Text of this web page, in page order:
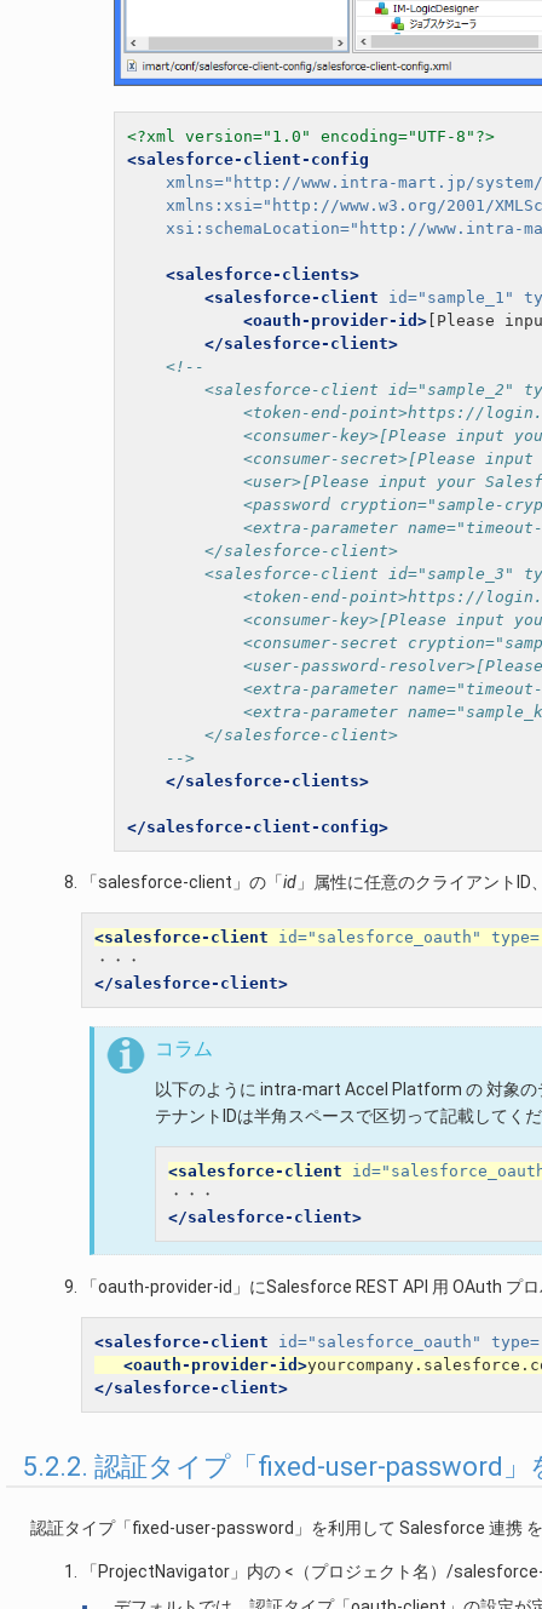
<?xml version="1.0" encoding="UTF-8"?>
<salesforce-client-config
xmlns="http://www.intra-mart.jp/
xmlns:xsi="http://www.w3.org/2001/
xsi:schemaLocation="http://www.intra-
<salesforce-clients>
<salesforce-client
id="sample_1"
<oauth-provider-id>[Please
</salesforce-client>
<!--
<salesforce-client id="sample_2"
<token-end-point>https://
<consumer-key>[Please input
<consumer-secret>[Please
<user>[Please input your
<password cryption="sample-
<extra-parameter
        </salesforce-client>
<salesforce-client id="sample_3"
<token-end-point>https://
<consumer-key>[Please input
<consumer-secret
<user-password-
<extra-parameter
<extra-parameter
        </salesforce-client>
    -->
</salesforce-clients>
</salesforce-client-config>
「salesforce-client」の「id 」属性に任意のクライアントID
<salesforce-client id="salesforce_oauth" type=
</salesforce-client>
コラム
以下のように intra-mart Accel Platform の 対象の
テナントIDは半角スペースで区切って記載してく
<salesforce-client id=
</salesforce-client>
「oauth-provider-id」にSalesforce REST API 用 OAuth プ
<salesforce-client id="salesforce_oauth" type=
<oauth-provider-id>
</salesforce-client>
5.2.2. 認証タイプ「fixed-user-password」
認証タイプ「fixed-user-password」を利用して Salesforce 連携
「ProjectNavigator」内の <（プロジェクト名）/